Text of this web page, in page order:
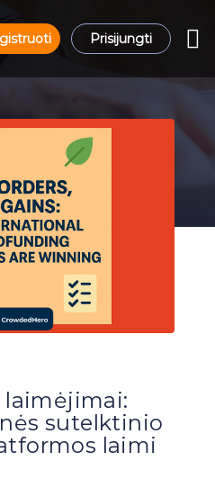
Prisijungti
laimėjimai:
sutelktinio
laimi